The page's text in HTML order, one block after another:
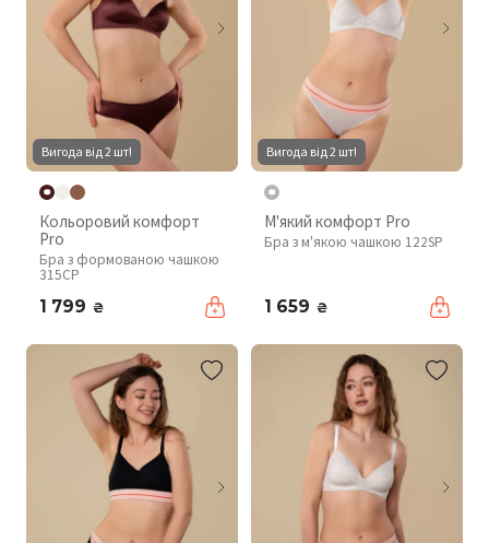
Вигода від 2 шт!
Кольоровий комфорт
Pro
Бра з формованою чашкою
315CP
1 799 ₴
Вигода від 2 шт!
М'який комфорт Pro
Бра з м'якою чашкою 122SP
1 659 ₴